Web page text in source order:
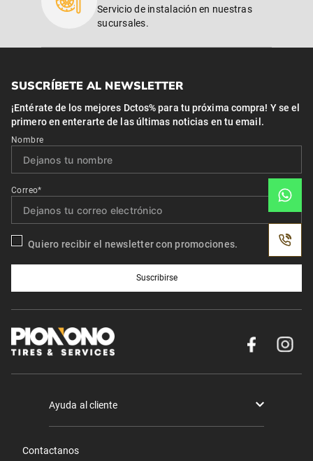
Servicio de instalación en nuestras
sucursales.
SUSCRÍBETE AL NEWSLETTER
¡Entérate de los mejores Dctos% para tu próxima compra! Y se el
primero en enterarte de las últimas noticias en tu email.
Nombre
Correo*
Quiero recibir el newsletter con promociones.
Suscribirse
Ayuda al cliente
Contactanos